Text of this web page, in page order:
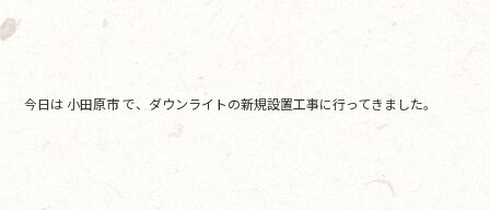
k
今日は 小田原市 で、ダウンライトの新規設置工事に行ってきました。